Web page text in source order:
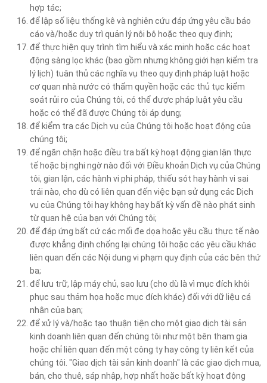
hợp tác;
để lập số liệu thống kê và nghiên cứu đáp ứng yêu cầu báo
cáo và/hoặc duy trì quản lý nội bộ hoặc theo quy định;
để thực hiện quy trình tìm hiểu và xác minh hoặc các hoạt
động sàng lọc khác (bao gồm nhưng không giới hạn kiểm tra
lý lịch) tuân thủ các nghĩa vụ theo quy định pháp luật hoặc
cơ quan nhà nước có thẩm quyền hoặc các thủ tục kiểm
soát rủi ro của Chúng tôi, có thể được pháp luật yêu cầu
hoặc có thể đã được Chúng tôi áp dụng;
để kiểm tra các Dịch vụ của Chúng tôi hoặc hoạt động của
chúng tôi;
để ngăn chặn hoặc điều tra bất kỳ hoạt động gian lận thực
tế hoặc bị nghi ngờ nào đối với Điều khoản Dịch vụ của Chúng
tôi, gian lận, các hành vi phi pháp, thiếu sót hay hành vi sai
trái nào, cho dù có liên quan đến việc bạn sử dụng các Dịch
vụ của Chúng tôi hay không hay bất kỳ vấn đề nào phát sinh
từ quan hệ của bạn với Chúng tôi;
để đáp ứng bất cứ các mối đe dọa hoặc yêu cầu thực tế nào
được khẳng định chống lại chúng tôi hoặc các yêu cầu khác
liên quan đến các Nội dung vi phạm quy định của các bên thứ
ba;
để lưu trữ, lập máy chủ, sao lưu (cho dù là vì mục đích khôi
phục sau thảm họa hoặc mục đích khác) đối với dữ liệu cá
nhân của bạn;
để xử lý và/hoặc tạo thuận tiện cho một giao dịch tài sản
kinh doanh liên quan đến chúng tôi như một bên tham gia
hoặc chỉ liên quan đến một công ty hay công ty liên kết của
chúng tôi. "Giao dịch tài sản kinh doanh" là các giao dịch mua,
bán, cho thuê, sáp nhập, hợp nhất hoặc bất kỳ hoạt động